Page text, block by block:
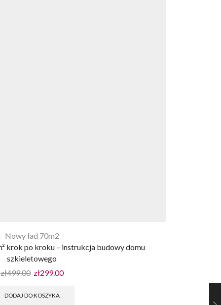
Nowy ład 70m2
krok po kroku – instrukcja budowy domu
szkieletowego
zł499.00 zł299.00
DODAJ DO KOSZYKA